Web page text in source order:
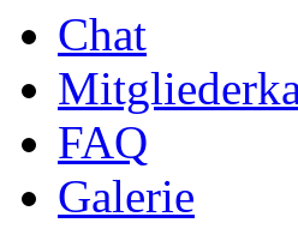
Chat
FAQ
Galerie